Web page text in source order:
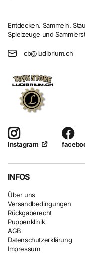
Entdecken. Sammeln.
Spielzeuge und
cb@ludibrium.ch
Instagram
INFOS
Über uns
Versandbedingungen
Rückgaberecht
Puppenklinik
AGB
Datenschutzerklärung
Impressum